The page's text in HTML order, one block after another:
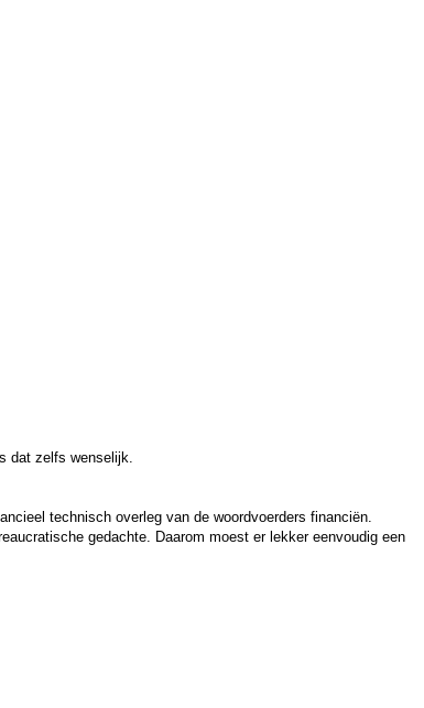
dat zelfs wenselijk.
technisch overleg van de woordvoerders financiën.
gedachte. Daarom moest er lekker eenvoudig een